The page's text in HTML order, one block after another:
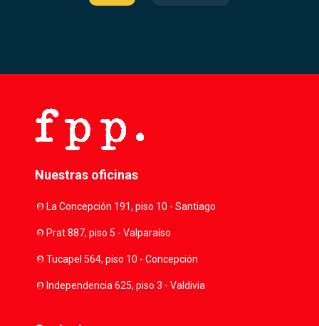
Nuestras oficinas
location_onLa Concepción 191, piso 10 - Santiago
location_onPrat 887, piso 5 - Valparaíso
location_onTucapel 564, piso 10 - Concepción
location_onIndependencia 625, piso 3 - Valdivia